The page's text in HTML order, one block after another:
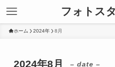
フォトス
ホーム 2024年 8月
2024年8月 – date –